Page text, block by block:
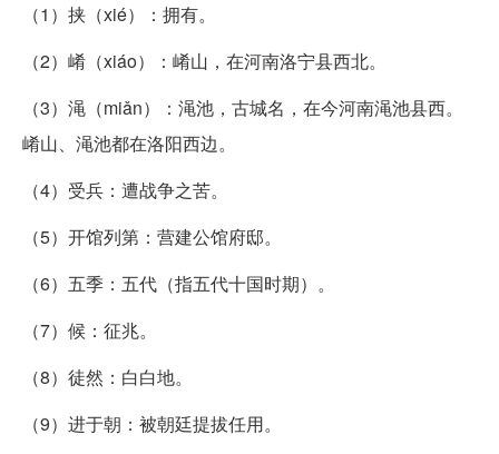
（1）挟（xié）：拥有。
（2）崤（xiáo）：崤山，在河南洛宁县西北。
（3）渑（miǎn）：渑池，古城名，在今河南渑池县西。
崤山、渑池都在洛阳西边。
（4）受兵：遭战争之苦。
（5）开馆列第：营建公馆府邸。
（6）五季：五代（指五代十国时期）。
（7）候：征兆。
（8）徒然：白白地。
（9）进于朝：被朝廷提拔任用。